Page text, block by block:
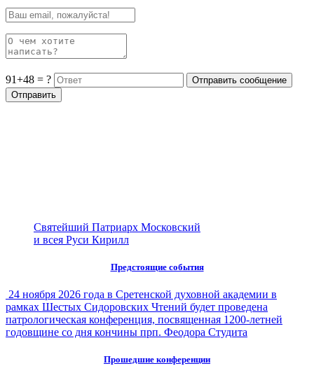
91+48 = ?
Святейший Патриарх Московский
и всея Руси Кирилл
Предстоящие события
24 ноября 2026 года в Сретенской духовной академии в
рамках Шестых Сидоровских Чтений будет проведена
патрологическая конференция, посвященная 1200-летней
годовщине со дня кончины прп. Феодора Студита
Прошедшие конференции